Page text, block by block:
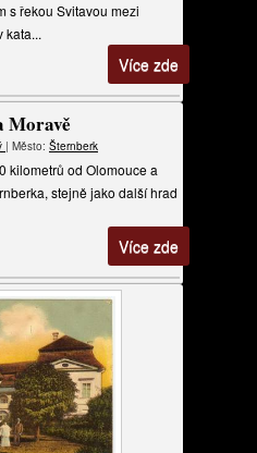
s řekou Svitavou mezi
kata...
Více zde
Moravě
| Město: Šternberk
kilometrů od Olomouce a
stejně jako další hrad
Více zde